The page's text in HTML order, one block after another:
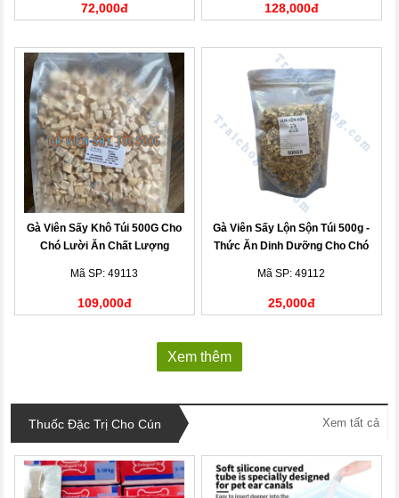
72,000đ 128,000đ
Gà Viên Sấy Khô Túi 500G Cho
Chó Lười Ăn Chất Lượng
Mã SP: 49113
109,000đ
Gà Viên Sấy Lộn Sộn Túi 500g -
Thức Ăn Dinh Dưỡng Cho Chó
Mã SP: 49112
25,000đ
Xem thêm
Thuốc Đặc Trị Cho Cún Xem tất cả